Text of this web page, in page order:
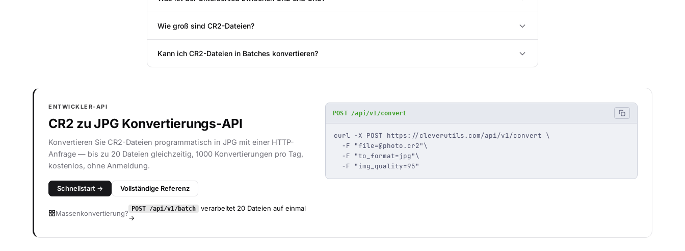
Wie groß sind CR2-Dateien?
Kann ich CR2-Dateien in Batches konvertieren?
ENTWICKLER-API
CR2 zu JPG Konvertierungs-API
Konvertieren Sie CR2-Dateien programmatisch in JPG mit einer HTTP-
Anfrage — bis zu 20 Dateien gleichzeitig, 1000 Konvertierungen pro Tag,
kostenlos, ohne Anmeldung.
Schnellstart → Vollständige Referenz
Massenkonvertierung?
POST /api/v1/batch
verarbeitet 20 Dateien auf einmal
→
POST /api/v1/convert
curl -X POST https://cleverutils.com/api/v1/convert \
  -F "
file=@photo.cr2"\
  -F "to_format=jpg"\
  -F "img_quality=95"